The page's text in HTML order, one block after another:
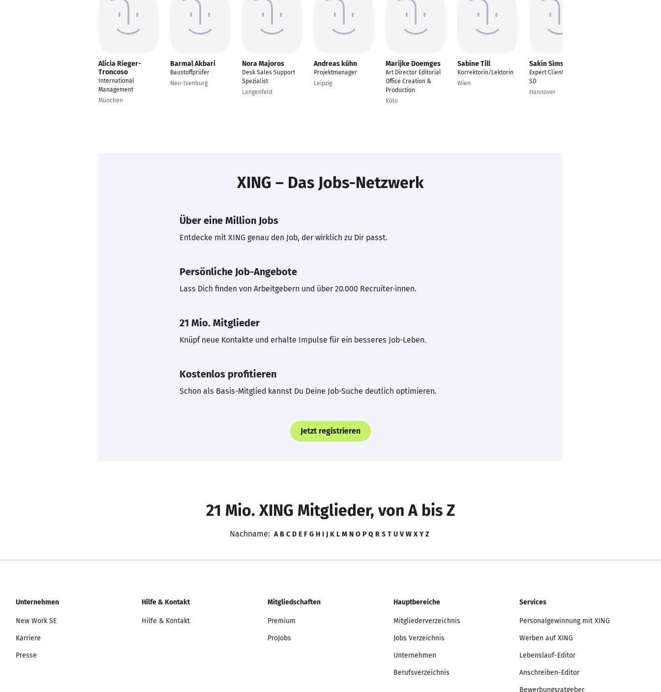
Alicia Rieger-
Troncoso
International
Management
München
Barmal Akbari
Baustoffprüfer
Neu-Isenburg
Nora Majoros
Desk Sales Support
Spezialist
Langenfeld
Andreas kühn
Projektmanager
Leipzig
Marijke Doemges
Art Director Editorial
Office Creation &
Production
Köln
Sabine Till
Korrektorin/Lektorin
Wien
Sakin Simsek
Expert Client Delivery
SD
Hannover
XING – Das Jobs-Netzwerk
Über eine Million Jobs
Entdecke mit XING genau den Job, der wirklich zu Dir passt.
Persönliche Job-Angebote
Lass Dich finden von Arbeitgebern und über 20.000 Recruiter·innen.
21 Mio. Mitglieder
Knüpf neue Kontakte und erhalte Impulse für ein besseres Job-Leben.
Kostenlos profitieren
Schon als Basis-Mitglied kannst Du Deine Job-Suche deutlich optimieren.
Jetzt registrieren
21 Mio. XING Mitglieder, von A bis Z
Nachname: A B C D E F G H I J K L M N O P Q R S T U V W X Y Z
Unternehmen
New Work SE
Karriere
Presse
Hilfe & Kontakt
Hilfe & Kontakt
Mitgliedschaften
Premium
ProJobs
Hauptbereiche
Mitgliederverzeichnis
Jobs Verzeichnis
Unternehmen
Berufsverzeichnis
Services
Personalgewinnung mit XING
Werben auf XING
Lebenslauf-Editor
Anschreiben-Editor
Bewerbungsratgeber